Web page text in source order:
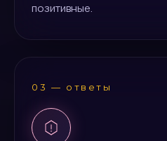
позитивные.
03 — ответы